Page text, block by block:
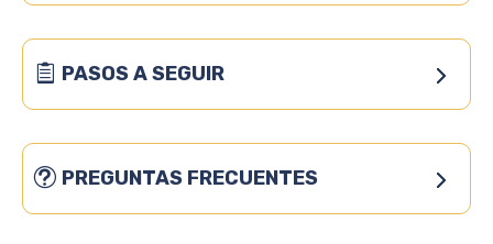
PASOS A SEGUIR
PREGUNTAS FRECUENTES